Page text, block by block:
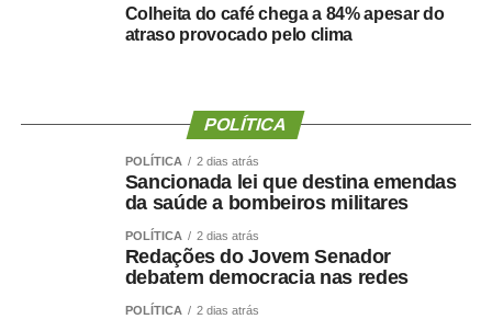
deputado porque, de fato, fizemos um concurso histórico,
graças à oportunidade que o Juca nos deu para
presidente da instituição.
Ao final do encontro, Juca reforçou a importância da
valorização do serviço público por meio de concursos
igualdade de oportunidades para todos os candidatos.
Colheita do café chega a 84% apesar do
atraso provocado pelo clima
POLÍTICA
POLÍTICA 2 dias atrás
Sancionada lei que destina emendas
da saúde a bombeiros militares
POLÍTICA 2 dias atrás
Redações do Jovem Senador
debatem democracia nas redes
POLÍTICA 2 dias atrás